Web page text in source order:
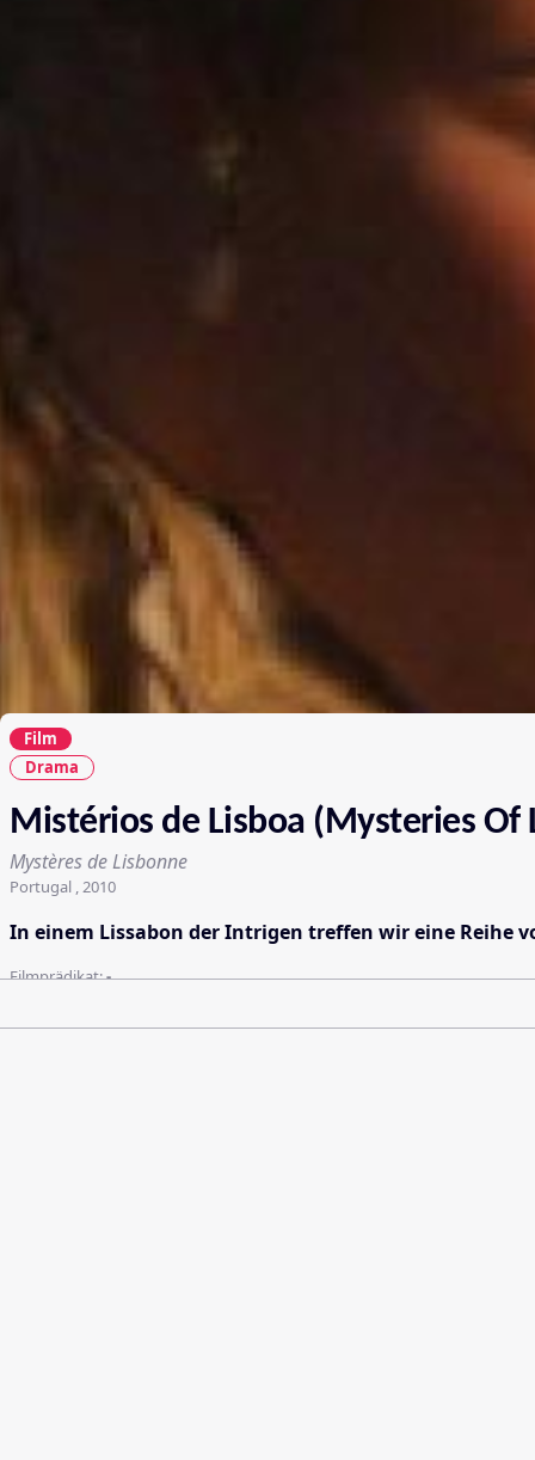
Film
Drama
Mistérios de Lisboa (Mysteries Of
Mystères de Lisbonne
Portugal , 2010
In einem Lissabon der Intrigen treffen wir eine Reihe
Filmprädikat:-